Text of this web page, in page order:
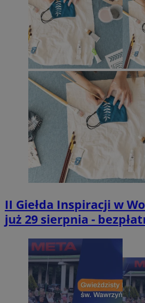
II Giełda Inspiracji w
już 29 sierpnia -